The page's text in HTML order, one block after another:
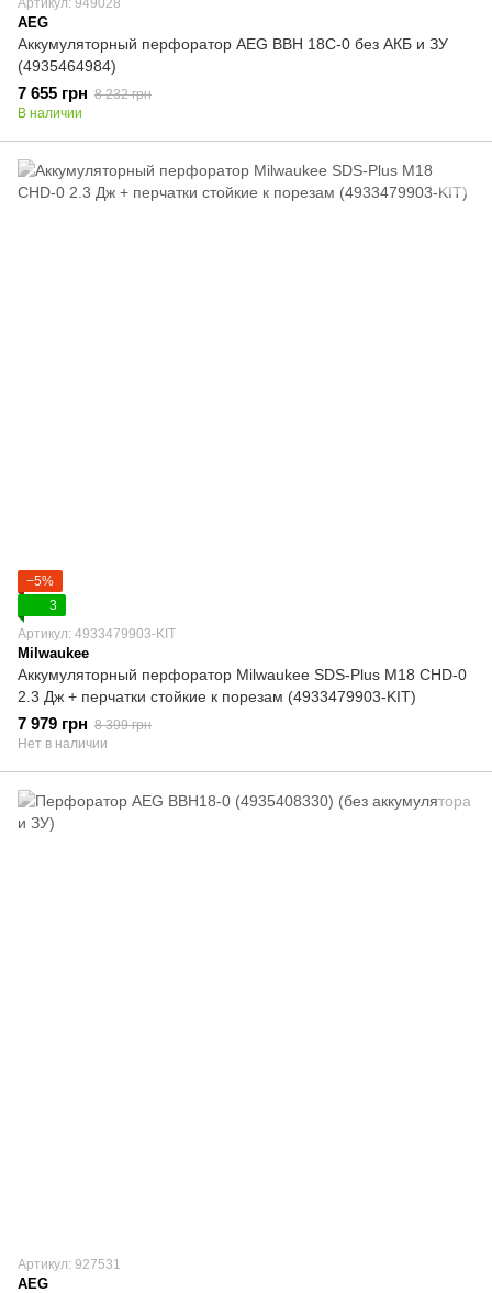
Артикул: 949028
AEG
Аккумуляторный перфоратор AEG BBH 18C-0 без АКБ и ЗУ
(4935464984)
7 655 грн 8 232 грн
В наличии
−5%
3
Артикул: 4933479903-KIT
Milwaukee
Аккумуляторный перфоратор Milwaukee SDS-Plus M18 CHD-0
2.3 Дж + перчатки стойкие к порезам (4933479903-KIT)
7 979 грн 8 399 грн
Нет в наличии
Артикул: 927531
AEG